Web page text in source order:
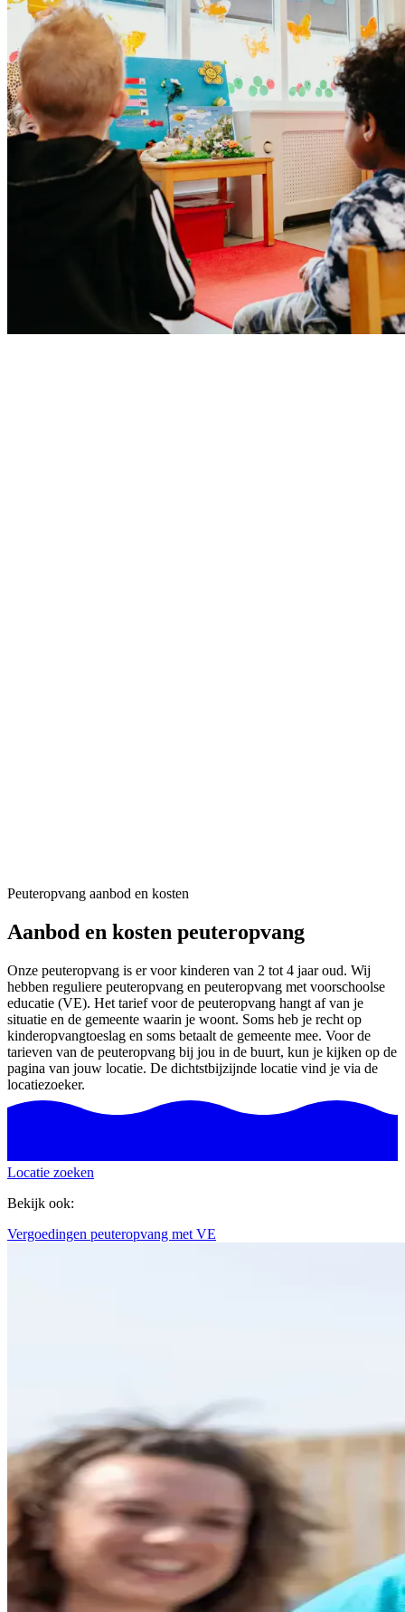
Peuteropvang aanbod en kosten
Aanbod en kosten peuteropvang
Onze peuteropvang is er voor kinderen van 2 tot 4 jaar oud. Wij
hebben reguliere peuteropvang en peuteropvang met voorschoolse
educatie (VE). Het tarief voor de peuteropvang hangt af van je
situatie en de gemeente waarin je woont. Soms heb je recht op
kinderopvangtoeslag en soms betaalt de gemeente mee. Voor de
tarieven van de peuteropvang bij jou in de buurt, kun je kijken op de
pagina van jouw locatie. De dichtstbijzijnde locatie vind je via de
locatiezoeker.
Locatie zoeken
Bekijk ook:
Vergoedingen peuteropvang met VE